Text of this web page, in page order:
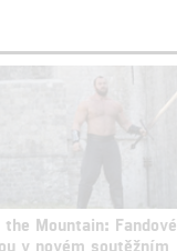
the Mountain: Fandové
v novém soutěžním